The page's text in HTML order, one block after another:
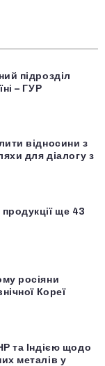
підрозділ
– ГУР
відносини з
для діалогу з
ще 43
росіяни
Кореї
та Індією щодо
металів у